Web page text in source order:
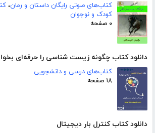
کتاب‌های صوتی رایگان داستان و رمان،
کودک و نوجوان
۰ صفحه
دانلود کتاب چگونه زیست شناسی را حرفه‌ای
کتاب‌های درسی و دانشجویی
۱۸ صفحه
دانلود کتاب کنترل بار دیجیتال